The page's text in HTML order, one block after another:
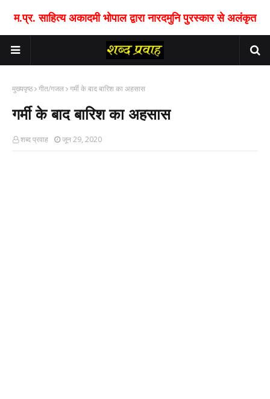
म.प्र. साहित्य अकादमी भोपाल द्वारा नारदमुनि पुरस्कार से अलंकृत
मुख्यपृष्ठ गीत/गजल गर्मी के बाद बारिश का अहसास
गर्मी के बाद बारिश का अहसास
शब्द प्रवाह जून 29, 2020